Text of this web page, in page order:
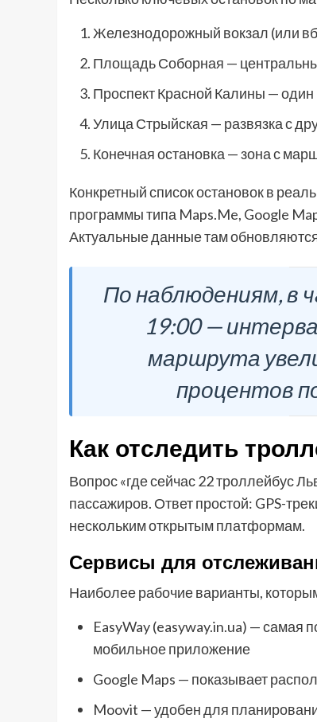
Железнодорожный вокзал (или
Площадь Соборная —
Проспект Красной Калины — один
Улица Стрыйская — развязка с
Конечная остановка — зона с
Конкретный список остановок в
программы типа Maps.Me, Google
Актуальные данные там обновляются
По наблюдениям, в
19:00 —
маршрута
процентов
Как отследить
Вопрос «где сейчас 22 троллейбус
пассажиров. Ответ простой: GPS-
нескольким открытым платформам.
Сервисы для
Наиболее рабочие варианты,
EasyWay (easyway.in.ua) — самая
мобильное приложение
Google Maps — показывает
Moovit — удобен для